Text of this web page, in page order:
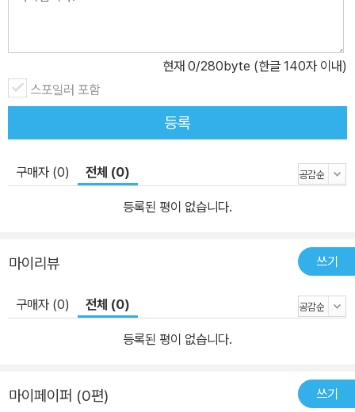
현재 0/280byte (한글 140자 이내)
스포일러 포함
등록
구매자 (0) 전체 (0)
등록된 평이 없습니다.
마이리뷰 쓰기
구매자 (0) 전체 (0)
등록된 평이 없습니다.
마이페이퍼 (0편) 쓰기